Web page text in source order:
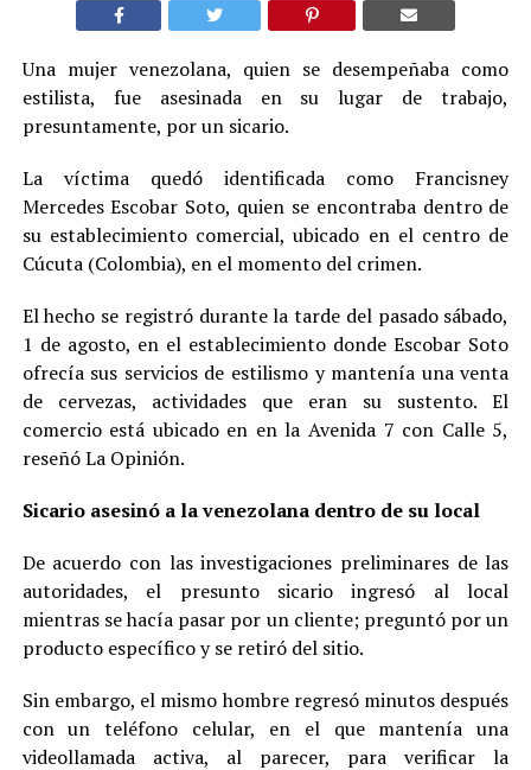
Una mujer venezolana, quien se desempeñaba como
estilista, fue asesinada en su lugar de trabajo,
presuntamente, por un sicario.
La víctima quedó identificada como Francisney
Mercedes Escobar Soto, quien se encontraba dentro de
su establecimiento comercial, ubicado en el centro de
Cúcuta (Colombia), en el momento del crimen.
El hecho se registró durante la tarde del pasado sábado,
1 de agosto, en el establecimiento donde Escobar Soto
ofrecía sus servicios de estilismo y mantenía una venta
de cervezas, actividades que eran su sustento. El
comercio está ubicado en en la Avenida 7 con Calle 5,
reseñó La Opinión.
Sicario asesinó a la venezolana dentro de su local
De acuerdo con las investigaciones preliminares de las
autoridades, el presunto sicario ingresó al local
mientras se hacía pasar por un cliente; preguntó por un
producto específico y se retiró del sitio.
Sin embargo, el mismo hombre regresó minutos después
con un teléfono celular, en el que mantenía una
videollamada activa, al parecer, para verificar la